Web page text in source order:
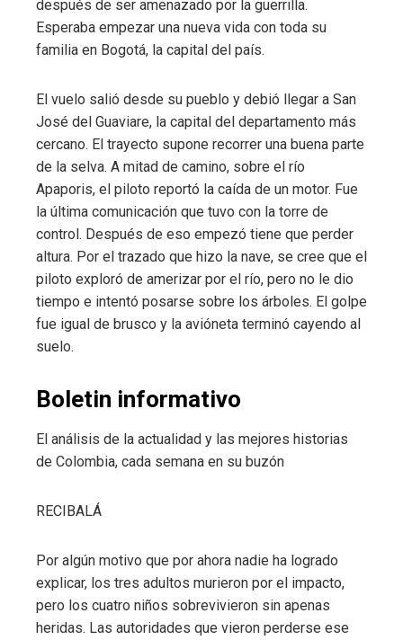
después de ser amenazado por la guerrilla.
Esperaba empezar una nueva vida con toda su
familia en Bogotá, la capital del país.
El vuelo salió desde su pueblo y debió llegar a San
José del Guaviare, la capital del departamento más
cercano. El trayecto supone recorrer una buena parte
de la selva. A mitad de camino, sobre el río
Apaporis, el piloto reportó la caída de un motor. Fue
la última comunicación que tuvo con la torre de
control. Después de eso empezó tiene que perder
altura. Por el trazado que hizo la nave, se cree que el
piloto exploró de amerizar por el río, pero no le dio
tiempo e intentó posarse sobre los árboles. El golpe
fue igual de brusco y la avióneta terminó cayendo al
suelo.
Boletin informativo
El análisis de la actualidad y las mejores historias
de Colombia, cada semana en su buzón
RECIBALÁ
Por algún motivo que por ahora nadie ha logrado
explicar, los tres adultos murieron por el impacto,
pero los cuatro niños sobrevivieron sin apenas
heridas. Las autoridades que vieron perderse ese